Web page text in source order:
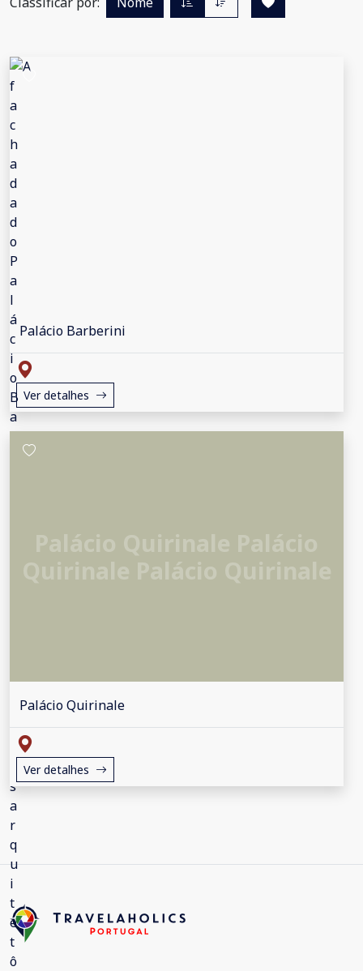
Palácio Barberini
Ver detalhes
Palácio Quirinale
Ver detalhes